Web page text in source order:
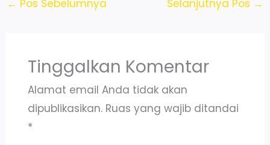
← Pos Sebelumnya Selanjutnya Pos →
Tinggalkan Komentar
Alamat email Anda tidak akan
dipublikasikan. Ruas yang wajib ditandai
*